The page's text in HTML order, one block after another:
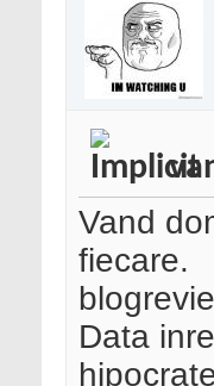
Vand
fiecare.
Data